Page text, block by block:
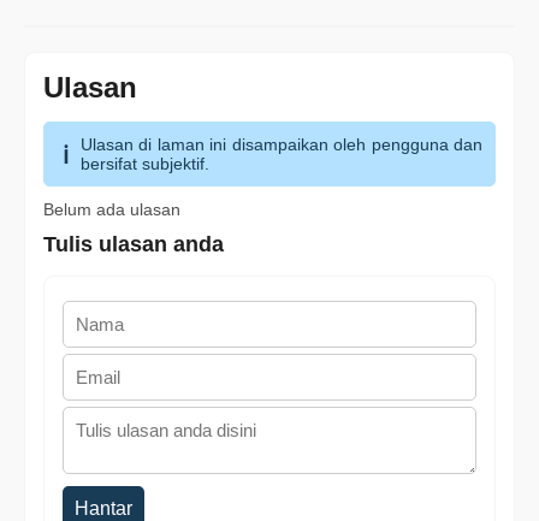
Ulasan
Ulasan di laman ini disampaikan oleh pengguna dan
bersifat subjektif.
Belum ada ulasan
Tulis ulasan anda
Hantar